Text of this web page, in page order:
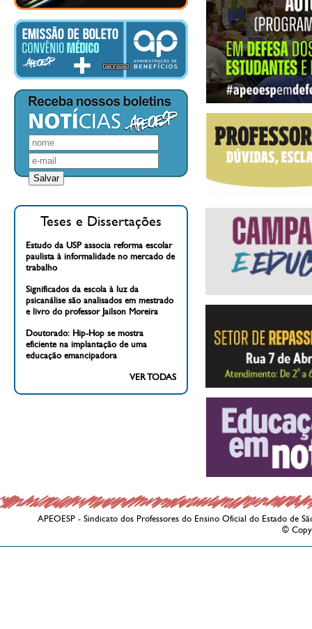
Teses e Dissertações
Estudo da USP associa reforma escolar
paulista à informalidade no mercado de
trabalho
Significados da escola à luz da
psicanálise são analisados em mestrado
e livro do professor Jailson Moreira
Doutorado: Hip-Hop se mostra
eficiente na implantação de uma
educação emancipadora
VER TODAS
APEOESP - Sindicato dos Professores do Ensino Oficial do Estado de
©